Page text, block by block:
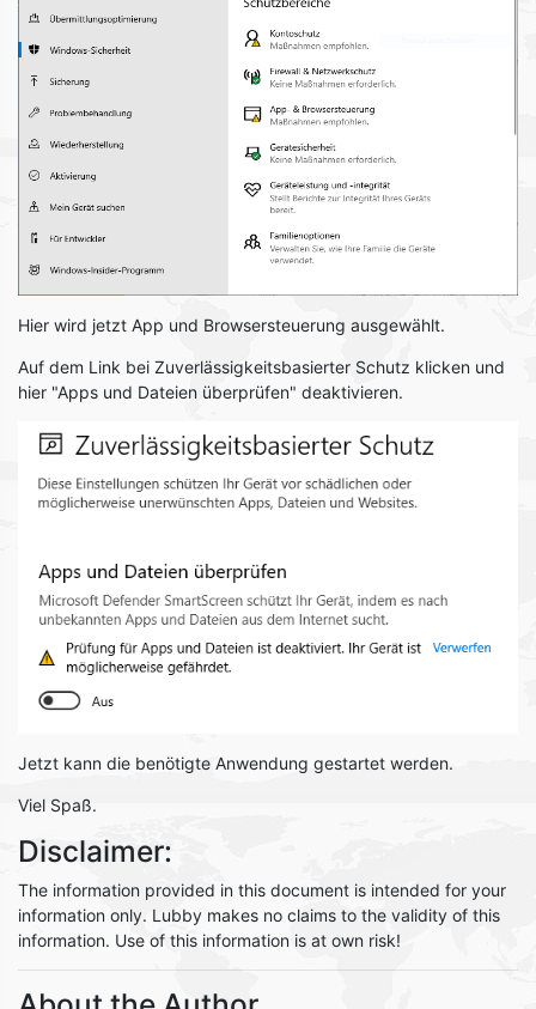
Hier wird jetzt App und Browsersteuerung ausgewählt.
Auf dem Link bei Zuverlässigkeitsbasierter Schutz klicken und
hier "Apps und Dateien überprüfen" deaktivieren.
Jetzt kann die benötigte Anwendung gestartet werden.
Viel Spaß.
Disclaimer:
The information provided in this document is intended for your
information only. Lubby makes no claims to the validity of this
information. Use of this information is at own risk!